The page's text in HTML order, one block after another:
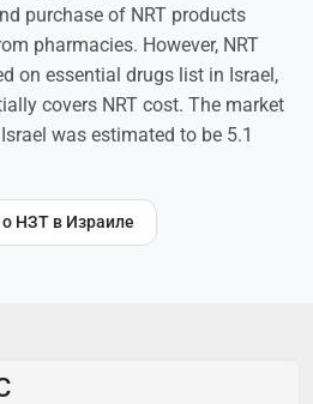
purchase of NRT products
pharmacies. However, NRT
on essential drugs list in Israel,
covers NRT cost. The market
was estimated to be 5.1
НЗТ в Израиле